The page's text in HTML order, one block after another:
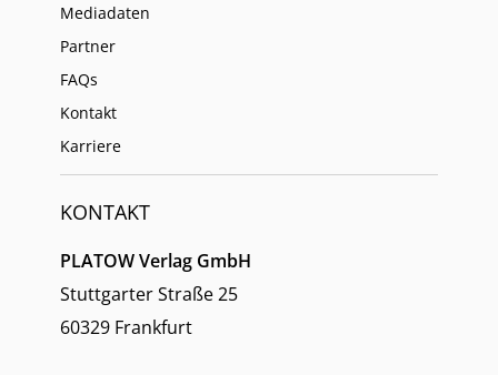
Mediadaten
Partner
FAQs
Kontakt
Karriere
KONTAKT
PLATOW Verlag GmbH
Stuttgarter Straße 25
60329 Frankfurt